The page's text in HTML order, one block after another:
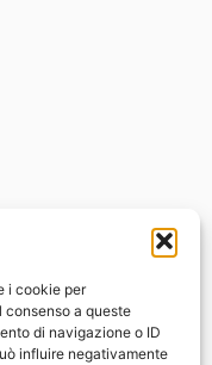
i cookie per
consenso a queste
di navigazione o ID
influire negativamente